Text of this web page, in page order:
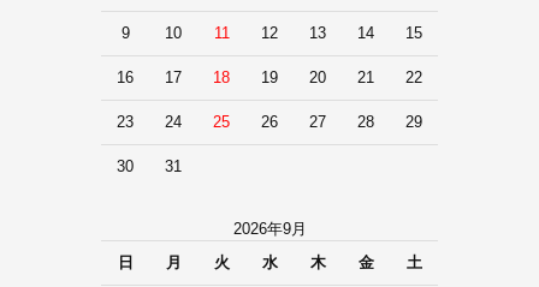
9 10 11 12 13 14 15
16 17 18 19 20 21 22
23 24 25 26 27 28 29
30 31
2026年9月
日
月 火 水 木 金 土